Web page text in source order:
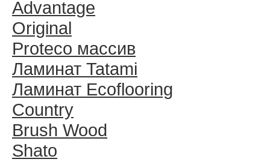
Advantage
Original
Proteco массив
Ламинат Tatami
Ламинат Ecoflooring
Country
Brush Wood
Shato